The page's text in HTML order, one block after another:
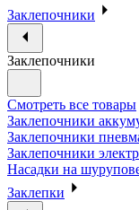
Заклепочники
Заклепочники
Смотреть все товары
Заклепочники
Заклепочники
Заклепочники
Насадки на
Заклепки